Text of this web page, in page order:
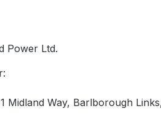
Power Ltd.
Midland Way, Barlborough